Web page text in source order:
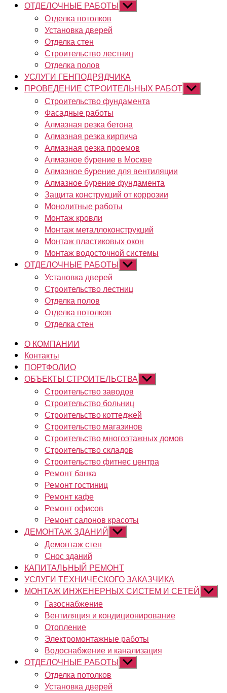
ОТДЕЛОЧНЫЕ РАБОТЫ Показывать
подменю
Отделка потолков
Установка дверей
Отделка стен
Строительство лестниц
Отделка полов
УСЛУГИ ГЕНПОДРЯДЧИКА
ПРОВЕДЕНИЕ СТРОИТЕЛЬНЫХ РАБОТ Показывать
подменю
Строительство фундамента
Фасадные работы
Алмазная резка бетона
Алмазная резка кирпича
Алмазная резка проемов
Алмазное бурение в Москве
Алмазное бурение для вентиляции
Алмазное бурение фундамента
Защита конструкций от коррозии
Монолитные работы
Монтаж кровли
Монтаж металлоконструкций
Монтаж пластиковых окон
Монтаж водосточной системы
ОТДЕЛОЧНЫЕ РАБОТЫ Показывать
подменю
Установка дверей
Строительство лестниц
Отделка полов
Отделка потолков
Отделка стен
О КОМПАНИИ
Контакты
ПОРТФОЛИО
ОБЪЕКТЫ СТРОИТЕЛЬСТВА Показывать
подменю
Строительство заводов
Строительство больниц
Строительство коттеджей
Строительство магазинов
Строительство многоэтажных домов
Строительство складов
Строительство фитнес центра
Ремонт банка
Ремонт гостиниц
Ремонт кафе
Ремонт офисов
Ремонт салонов красоты
ДЕМОНТАЖ ЗДАНИЙ Показывать
подменю
Демонтаж стен
Снос зданий
КАПИТАЛЬНЫЙ РЕМОНТ
УСЛУГИ ТЕХНИЧЕСКОГО ЗАКАЗЧИКА
МОНТАЖ ИНЖЕНЕРНЫХ СИСТЕМ И СЕТЕЙ
Газоснабжение
Вентиляция и кондиционирование
Отопление
Электромонтажные работы
Водоснабжение и канализация
ОТДЕЛОЧНЫЕ РАБОТЫ Показывать
подменю
Отделка потолков
Установка дверей